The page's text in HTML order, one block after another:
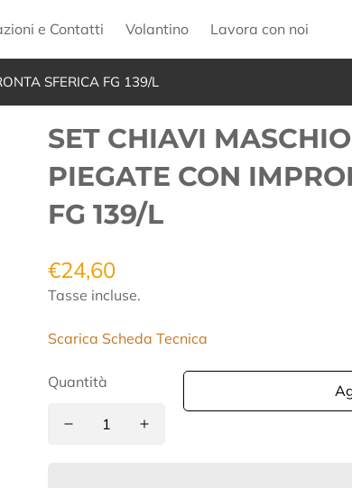
e Contatti Volantino Lavora con noi
SFERICA FG 139/L
SET CHIAVI
PIEGATE CON
FG 139/L
Prezzo
regolare
€24,60
Tasse incluse.
Scarica Scheda Tecnica
Quantità